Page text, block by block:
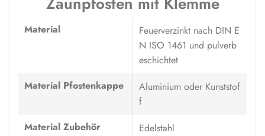
Material
Feuerverzinkt nach DIN E
N ISO 1461 und pulverb
eschichtet
Material Pfostenkappe
Aluminium oder Kunststof
f
Material Zubehör
Edelstahl